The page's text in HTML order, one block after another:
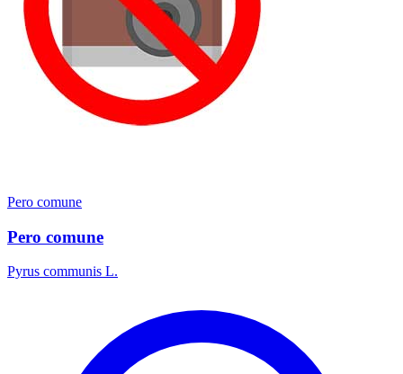
Pero comune
Pero comune
Pyrus communis L.